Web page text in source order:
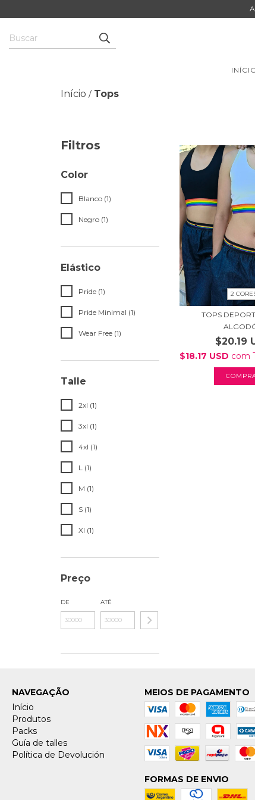
Início / Tops
Filtros
Color
Blanco (1)
Negro (1)
Elástico
Pride (1)
Pride Minimal (1)
Wear Free (1)
Talle
2xl (1)
3xl (1)
4xl (1)
L (1)
M (1)
S (1)
Xl (1)
Preço
DE ATÉ
2
TOPS
$20.19
$18.17 USD com
NAVEGAÇÃO
Início
Produtos
Packs
Guía de talles
Política de Devolución
MEIOS DE PAGAMENTO
FORMAS DE ENVIO